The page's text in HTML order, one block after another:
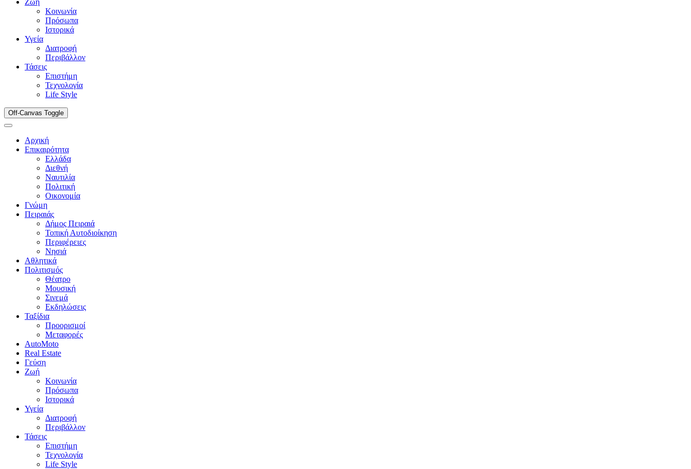
Ζωή
Κοινωνία
Πρόσωπα
Ιστορικά
Υγεία
Διατροφή
Περιβάλλον
Τάσεις
Επιστήμη
Τεχνολογία
Life Style
Off-Canvas Toggle
Αρχική
Επικαιρότητα
Ελλάδα
Διεθνή
Ναυτιλία
Πολιτική
Οικονομία
Γνώμη
Πειραιάς
Δήμος Πειραιά
Τοπική Αυτοδιοίκηση
Περιφέρειες
Νησιά
Αθλητικά
Πολιτισμός
Θέατρο
Μουσική
Σινεμά
Εκδηλώσεις
Ταξίδια
Προορισμοί
Μεταφορές
AutoMoto
Real Estate
Γεύση
Ζωή
Κοινωνία
Πρόσωπα
Ιστορικά
Υγεία
Διατροφή
Περιβάλλον
Τάσεις
Επιστήμη
Τεχνολογία
Life Style